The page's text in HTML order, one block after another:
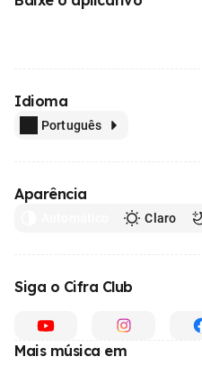
Idioma
Português
Aparência
Claro
Siga o Cifra Club
Mais música em